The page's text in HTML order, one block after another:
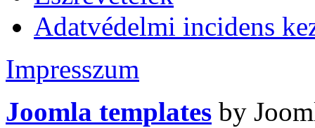
Adatvédelmi incidens
Impresszum
Joomla templates by